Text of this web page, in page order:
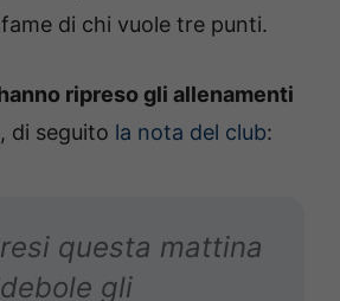
di chi vuole tre punti.
ripreso gli allenamenti
, di seguito la nota del club:
questa mattina
gli